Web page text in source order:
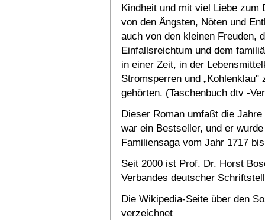
Kindheit und mit viel Liebe zum
von den Ängsten, Nöten und
auch von den kleinen Freuden,
Einfallsreichtum und dem
in einer Zeit, in der
Stromsperren und „Kohlenklau"
gehörten. (Taschenbuch dtv -
Dieser Roman umfaßt die
war ein Bestseller, und er
Familiensaga vom Jahr 1717
Seit 2000 ist Prof. Dr. Horst
Verbandes deutscher
Die Wikipedia-Seite über den
verzeichnet